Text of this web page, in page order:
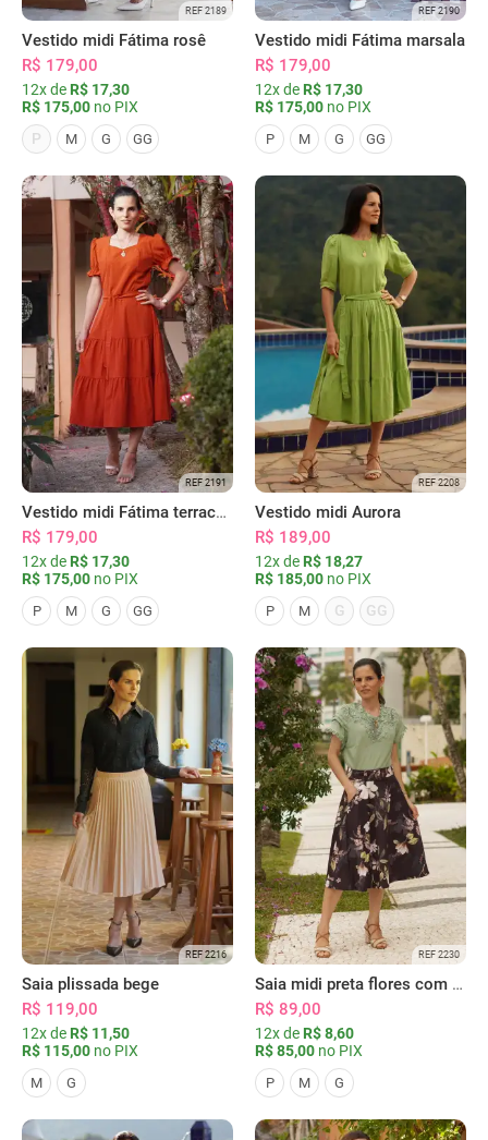
REF 2189
Vestido midi Fátima rosê
R$ 179,00
12x de R$ 17,30
R$ 175,00 no PIX
P
M G GG
REF 2190
Vestido midi Fátima marsala
R$ 179,00
12x de R$ 17,30
R$ 175,00 no PIX
P M G GG
REF 2191
Vestido midi Fátima terracota
R$ 179,00
12x de R$ 17,30
R$ 175,00 no PIX
P M G GG
REF 2208
Vestido midi Aurora
R$ 189,00
12x de R$ 18,27
R$ 185,00 no PIX
P M G GG
REF 2216
Saia plissada bege
R$ 119,00
12x de R$ 11,50
R$ 115,00 no PIX
M G
REF 2230
Saia midi preta flores com bolsos
R$ 89,00
12x de R$ 8,60
R$ 85,00 no PIX
P M G